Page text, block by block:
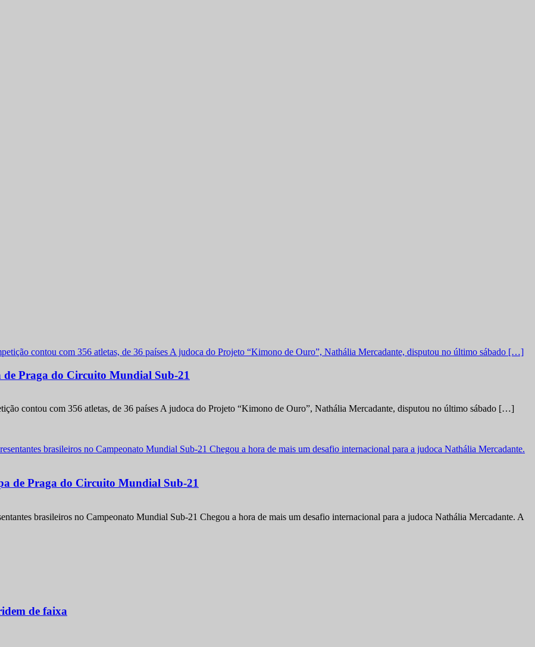
Praga do Circuito Mundial Sub-21
contou com 356 atletas, de 36 países A judoca do Projeto “Kimono de Ouro”, Nathália Mercadante, disputou no último sábado […]
de Praga do Circuito Mundial Sub-21
brasileiros no Campeonato Mundial Sub-21 Chegou a hora de mais um desafio internacional para a judoca Nathália Mercadante. A
de faixa